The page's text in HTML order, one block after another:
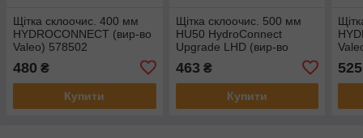
Щітка склоочис. 400 мм
HYDROCONNECT (вир-во
Valeo) 578502
480 ₴
Купити
Щітка склоочис. 500 мм
HU50 HydroConnect
Upgrade LHD (вир-во
463 ₴
Купити
525